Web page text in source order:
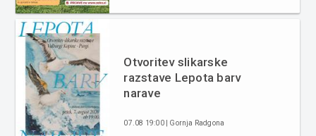
Otvoritev slikarske
razstave Lepota barv
narave
07.08 19:00 | Gornja Radgona